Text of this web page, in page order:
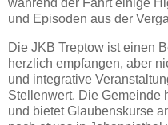
während der Fahrt einige
und Episoden aus der
Die JKB Treptow ist einen
herzlich empfangen, aber
und integrative
Stellenwert. Die Gemeinde
und bietet Glaubenskurse